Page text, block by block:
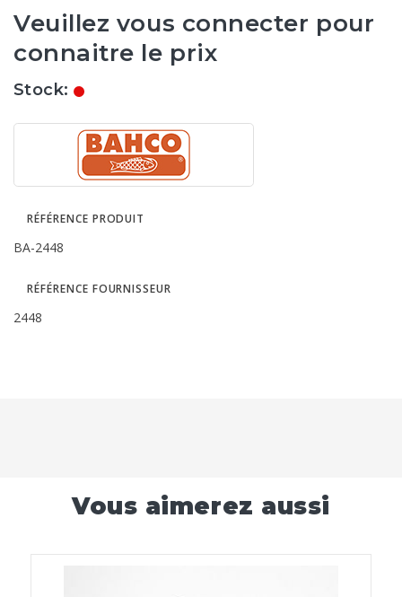
Veuillez vous connecter pour
connaitre le prix
Stock:
RÉFÉRENCE PRODUIT
BA-2448
RÉFÉRENCE FOURNISSEUR
2448
Vous aimerez aussi